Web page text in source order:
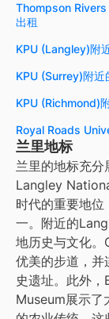
Thompson
出租
KPU (Langley)附
KPU (Surrey)附近
KPU (Richmond)
Royal Roads
兰里地标
兰里的地标充
Langley
时代的重要地位
一。附近的
地历史与文化
优美的步道，
史遗址。此外
Museum展示了